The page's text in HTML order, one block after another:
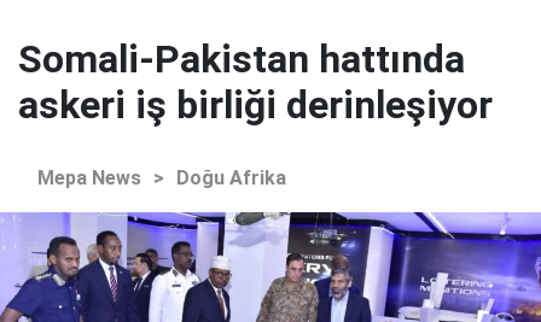
Somali-Pakistan hattında
askeri iş birliği derinleşiyor
Mepa News > Doğu Afrika